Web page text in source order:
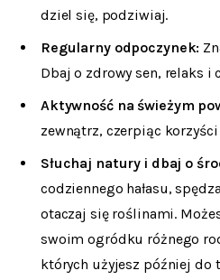
dziel się, podziwiaj.
Regularny odpoczynek:
Dbaj o zdrowy sen, relaks i
Aktywność na świeżym
zewnątrz, czerpiąc
Słuchaj natury i dbaj o
codziennego hałasu,
otaczaj się roślinami.
swoim ogródku różnego
których użyjesz później do